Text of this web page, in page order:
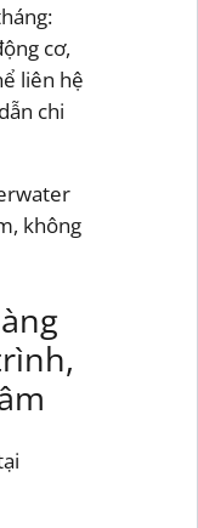
cơ,
liên hệ
chi
không